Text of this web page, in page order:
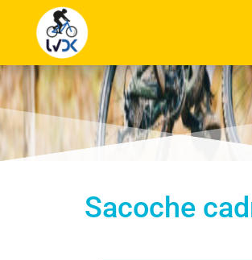
Sacoche